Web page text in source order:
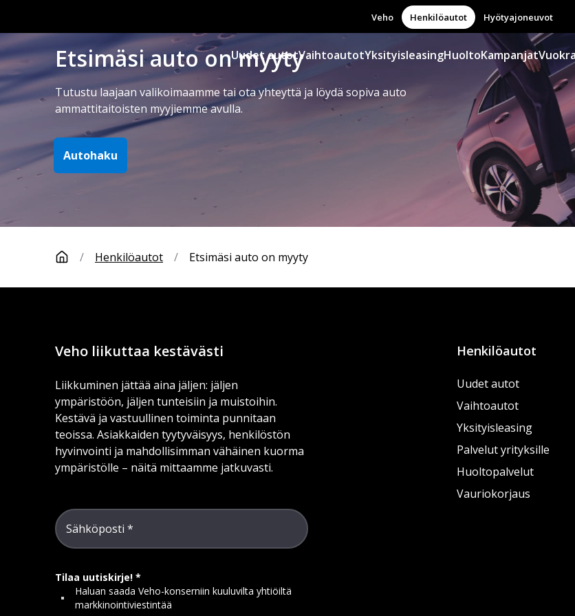
Etsimäsi auto on myyty
Tutustu laajaan valikoimaamme tai ota yhteyttä ja löydä sopiva auto
ammattitaitoisten myyjiemme avulla.
Autohaku
Veho Henkilöautot Hyötyajoneuvot
Uudet autotVaihtoautotYksityisleasingHuoltoKampanjat
/ Henkilöautot / Etsimäsi auto on myyty
Veho liikuttaa kestävästi
Liikkuminen jättää aina jäljen: jäljen
ympäristöön, jäljen tunteisiin ja muistoihin.
Kestävä ja vastuullinen toiminta punnitaan
teoissa. Asiakkaiden tyytyväisyys, henkilöstön
hyvinvointi ja mahdollisimman vähäinen kuorma
ympäristölle – näitä mittaamme jatkuvasti.
Sähköposti
Tilaa uutiskirje!
Haluan saada Veho-konserniin kuuluvilta yhtiöiltä
markkinointiviestintää
Henkilöautot
Uudet autot
Vaihtoautot
Yksityisleasing
Palvelut yrityksille
Huoltopalvelut
Vauriokorjaus